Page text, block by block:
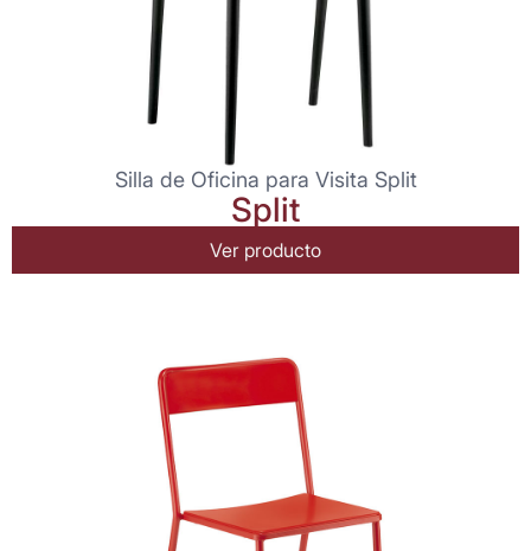
Silla de Oficina para Visita Split
Split
Ver producto